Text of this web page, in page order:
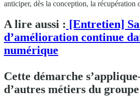
anticiper, dès la conception, la récupération
A lire aussi : [Entretien]
d’amélioration continue
numérique
Cette démarche
d’autres métiers du